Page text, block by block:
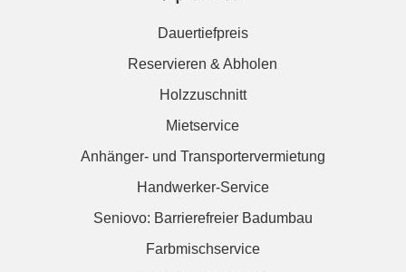
Dauertiefpreis
Reservieren & Abholen
Holzzuschnitt
Mietservice
Anhänger- und Transportervermietung
Handwerker-Service
Seniovo: Barrierefreier Badumbau
Farbmischservice